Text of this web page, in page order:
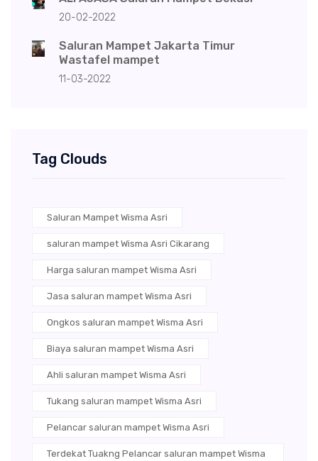
20-02-2022
Saluran Mampet Jakarta Timur
Wastafel mampet
11-03-2022
Tag Clouds
Saluran Mampet Wisma Asri
saluran mampet Wisma Asri Cikarang
Harga saluran mampet Wisma Asri
Jasa saluran mampet Wisma Asri
Ongkos saluran mampet Wisma Asri
Biaya saluran mampet Wisma Asri
Ahli saluran mampet Wisma Asri
Tukang saluran mampet Wisma Asri
Pelancar saluran mampet Wisma Asri
Terdekat Tuakng Pelancar saluran mampet Wisma